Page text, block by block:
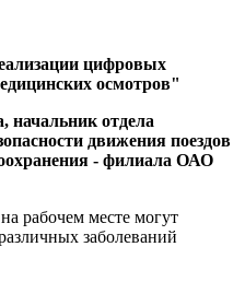
цифровых
осмотров"
начальник отдела
движения поездов
- филиала ОАО
рабочем месте могут
заболеваний